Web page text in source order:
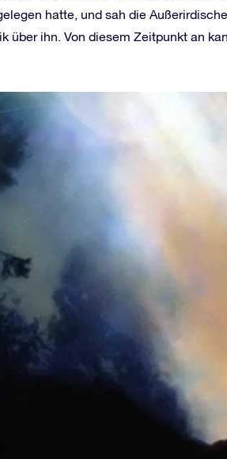
hatte, und sah die
über ihn. Von diesem Zeitpunkt an